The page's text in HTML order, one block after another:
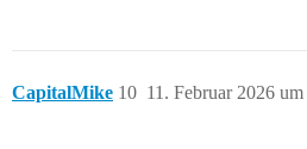
CapitalMike 11. Februar 2026
10